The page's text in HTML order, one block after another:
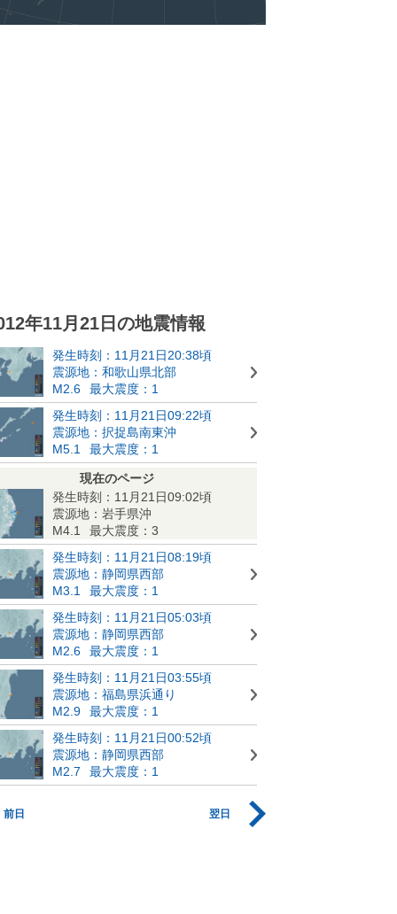
年11月21日の地震情報
発生時刻：11月21日20:38頃
震源地：和歌山県北部
M2.6
最大震度：1
発生時刻：11月21日09:22頃
震源地：択捉島南東沖
M5.1
最大震度：1
現在のページ
発生時刻：11月21日09:02頃
震源地：岩手県沖
M4.1
最大震度：3
発生時刻：11月21日08:19頃
震源地：静岡県西部
M3.1
最大震度：1
発生時刻：11月21日05:03頃
震源地：静岡県西部
M2.6
最大震度：1
発生時刻：11月21日03:55頃
震源地：福島県浜通り
M2.9
最大震度：1
発生時刻：11月21日00:52頃
震源地：静岡県西部
M2.7
最大震度：1
前日 翌日